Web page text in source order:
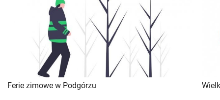
Ferie zimowe w Podgórzu